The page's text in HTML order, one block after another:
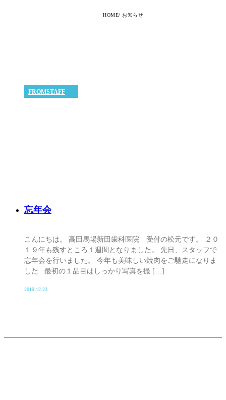
HOME お知らせ
FROMSTAFF
忘年会
こんにちは。 高田馬場新田歯科医院 受付の松元です。 ２０
１９年も残すところ１週間となりました。 先日、スタッフで
忘年会を行いました。 今年も美味しい焼肉をご馳走になりま
した 最初の１品目はしっかり写真を撮 […]
2019.12.23